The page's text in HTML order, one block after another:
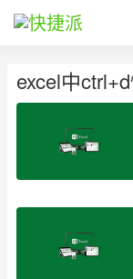
excel中